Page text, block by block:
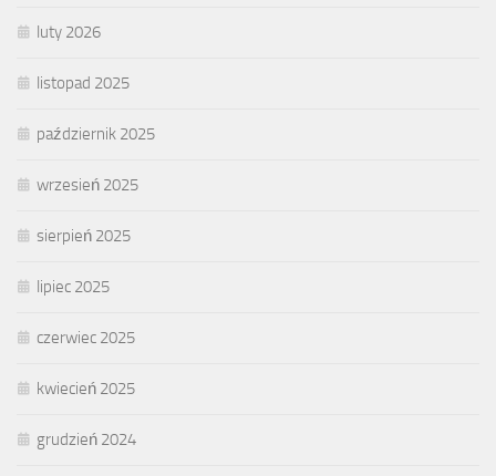
luty 2026
listopad 2025
październik 2025
wrzesień 2025
sierpień 2025
lipiec 2025
czerwiec 2025
kwiecień 2025
grudzień 2024